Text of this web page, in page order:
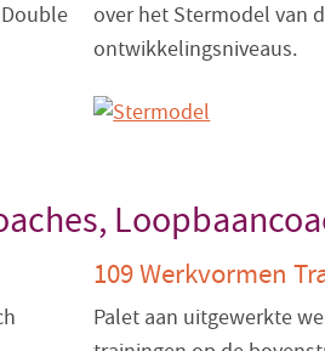
over het Stermodel van
ontwikkelingsniveaus.
109 Werkvormen
Palet aan uitgewerkte